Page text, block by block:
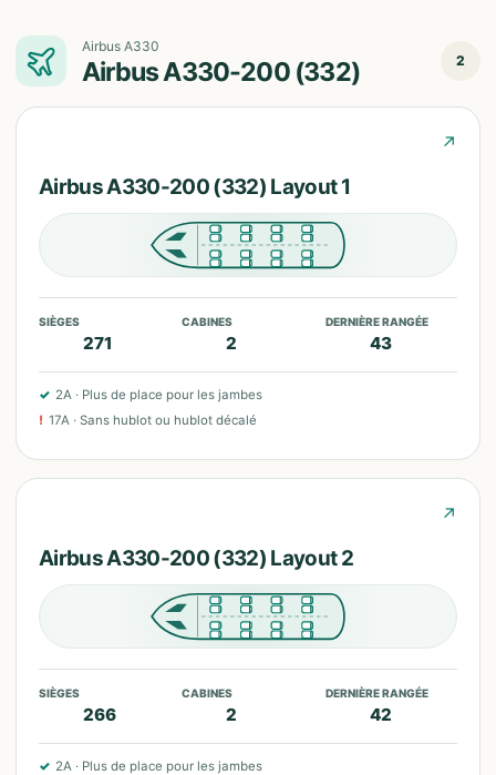
Airbus A330
Airbus A330-200 (332) 2
↗
Airbus A330-200 (332) Layout 1
SIÈGES
271
CABINES
2
DERNIÈRE RANGÉE
43
✓ 2A · Plus de place pour les jambes
! 17A · Sans hublot ou hublot décalé
↗
Airbus A330-200 (332) Layout 2
SIÈGES
266
CABINES
2
DERNIÈRE RANGÉE
42
✓ 2A · Plus de place pour les jambes